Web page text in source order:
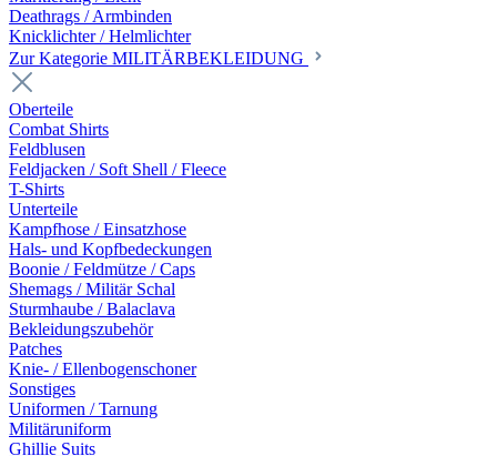
Deathrags / Armbinden
Knicklichter / Helmlichter
Zur Kategorie MILITÄRBEKLEIDUNG
Oberteile
Combat Shirts
Feldblusen
Feldjacken / Soft Shell / Fleece
T-Shirts
Unterteile
Kampfhose / Einsatzhose
Hals- und Kopfbedeckungen
Boonie / Feldmütze / Caps
Shemags / Militär Schal
Sturmhaube / Balaclava
Bekleidungszubehör
Patches
Knie- / Ellenbogenschoner
Sonstiges
Uniformen / Tarnung
Militäruniform
Ghillie Suits